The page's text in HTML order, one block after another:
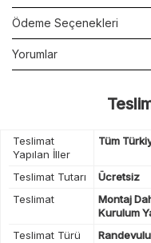
Ödeme Seçenekleri
Yorumlar
Teslimat
Yapılan İller
Tüm
Teslimat Tutarı
Ücretsiz
Teslimat
Montaj
Kurulum
Teslimat Türü